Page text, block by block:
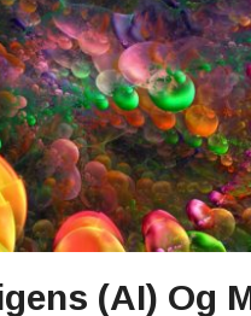
(AI) Og